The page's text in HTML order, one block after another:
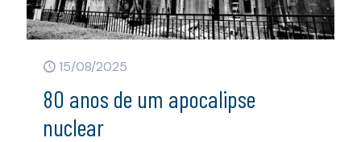
15/08/2025
80 anos de um apocalipse
nuclear